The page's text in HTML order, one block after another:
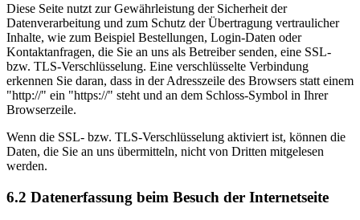
Diese Seite nutzt zur Gewährleistung der Sicherheit der
Datenverarbeitung und zum Schutz der Übertragung vertraulicher
Inhalte, wie zum Beispiel Bestellungen, Login-Daten oder
Kontaktanfragen, die Sie an uns als Betreiber senden, eine SSL-
bzw. TLS-Verschlüsselung. Eine verschlüsselte Verbindung
erkennen Sie daran, dass in der Adresszeile des Browsers statt einem
"http://" ein "https://" steht und an dem Schloss-Symbol in Ihrer
Browserzeile.
Wenn die SSL- bzw. TLS-Verschlüsselung aktiviert ist, können die
Daten, die Sie an uns übermitteln, nicht von Dritten mitgelesen
werden.
6.2 Datenerfassung beim Besuch der Internetseite